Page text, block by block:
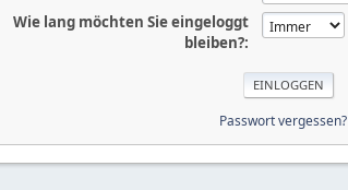
Wie lang möchten Sie eingeloggt
bleiben?:
Passwort vergessen?